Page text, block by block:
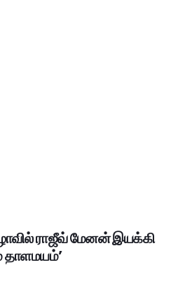
ராஜீவ் மேனன் இயக்கி
தாளமயம்’